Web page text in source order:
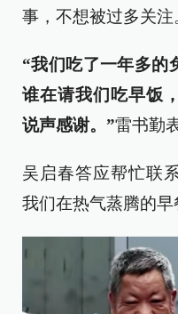
事，不想被过多关注
“我们吃了一年多的
谁在请我们吃早饭
说声感谢。”雷书勤
吴启春答应帮忙联
我们在热气蒸腾的早